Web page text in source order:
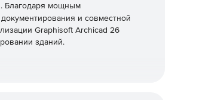
Благодаря мощным
и совместной
Graphisoft Archicad 26
зданий.